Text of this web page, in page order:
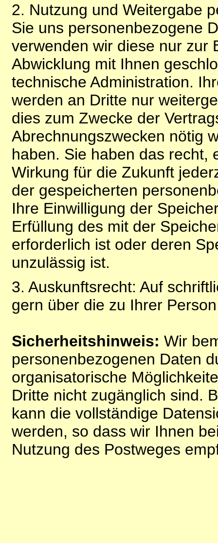
2. Nutzung und Weitergabe
Sie uns personenbezogene
verwenden wir diese nur zur
Abwicklung mit Ihnen
technische Administration.
werden an Dritte nur
dies zum Zwecke der
Abrechnungszwecken nötig
haben. Sie haben das recht,
Wirkung für die Zukunft
der gespeicherten
Ihre Einwilligung der
Erfüllung des mit der
erforderlich ist oder deren
unzulässig ist.
3. Auskunftsrecht: Auf
gern über die zu Ihrer
Sicherheitshinweis: Wir
personenbezogenen Daten
organisatorische
Dritte nicht zugänglich sind.
kann die vollständige
werden, so dass wir Ihnen
Nutzung des Postweges